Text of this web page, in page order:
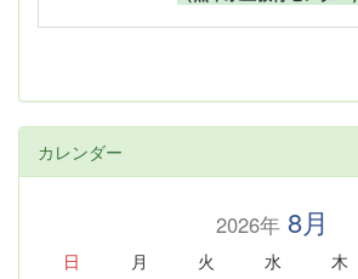
カレンダー
2026年8月
日 月 火 水 木